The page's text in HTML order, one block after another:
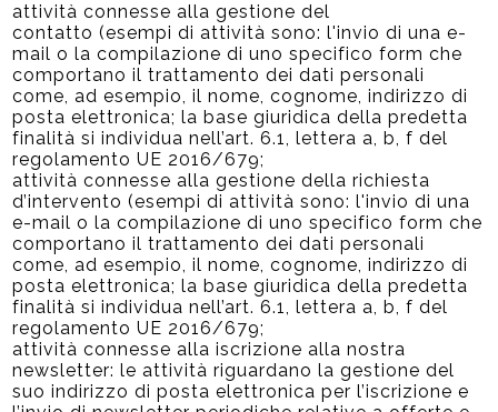
attività connesse alla gestione del
contatto (esempi di attività sono: l'invio di una e-
mail o la compilazione di uno specifico form che
comportano il trattamento dei dati personali
come, ad esempio, il nome, cognome, indirizzo di
posta elettronica; la base giuridica della predetta
finalità si individua nell’art. 6.1, lettera a, b, f del
regolamento UE 2016/679;
attività connesse alla gestione della richiesta
d’intervento (esempi di attività sono: l'invio di una
e-mail o la compilazione di uno specifico form che
comportano il trattamento dei dati personali
come, ad esempio, il nome, cognome, indirizzo di
posta elettronica; la base giuridica della predetta
finalità si individua nell’art. 6.1, lettera a, b, f del
regolamento UE 2016/679;
attività connesse alla iscrizione alla nostra
newsletter: le attività riguardano la gestione del
suo indirizzo di posta elettronica per l’iscrizione e